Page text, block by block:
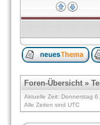
Foren-Übersicht»
Aktuelle Zeit: Donnerstag
Alle Zeiten sind UTC